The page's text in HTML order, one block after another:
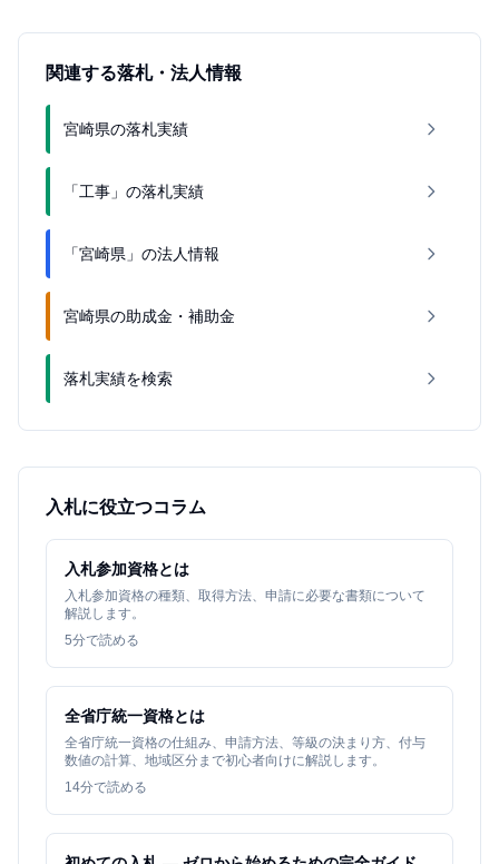
関連する落札・法人情報
宮崎県の落札実績
「工事」の落札実績
「宮崎県」の法人情報
宮崎県の助成金・補助金
落札実績を検索
入札に役立つコラム
入札参加資格とは
入札参加資格の種類、取得方法、申請に必要な書類について
解説します。
5分で読める
全省庁統一資格とは
全省庁統一資格の仕組み、申請方法、等級の決まり方、付与
数値の計算、地域区分まで初心者向けに解説します。
14分で読める